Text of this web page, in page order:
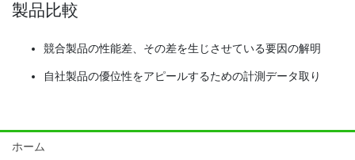
製品比較
競合製品の性能差、その差を生じさせている要因の解明
自社製品の優位性をアピールするための計測データ取り
ホーム